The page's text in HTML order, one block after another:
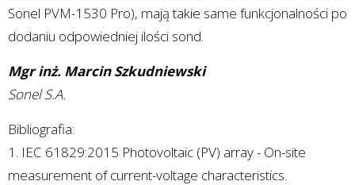
Sonel PVM-1530 Pro), mają takie same funkcjonalności po
dodaniu odpowiedniej ilości sond.
Mgr inż. Marcin Szkudniewski
Sonel S.A.
Bibliografia:
1. IEC 61829:2015 Photovoltaic (PV) array - On-site
measurement of current-voltage characteristics.